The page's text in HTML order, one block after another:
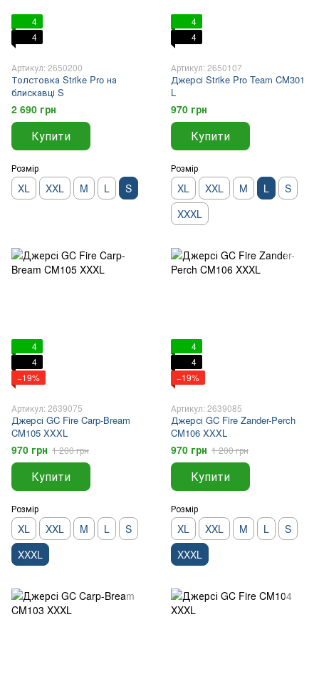
4
4
Артикул: 2650200
Толстовка Strike Pro на
блискавці S
2 690 грн
Купити
Розмір
XL XXL M L S
4
4
Артикул: 2650107
Джерсі Strike Pro Team CM301
L
970 грн
Купити
Розмір
XL XXL M L
S
XXXL
4
4
−19%
Артикул: 2639075
Джерсі GC Fire Carp-Bream
CM105 XXXL
970 грн 1 200 грн
Купити
Розмір
XL XXL M L
S
XXXL
4
4
−19%
Артикул: 2639085
Джерсі GC Fire Zander-Perch
CM106 XXXL
970 грн 1 200 грн
Купити
Розмір
XL XXL M L
S
XXXL